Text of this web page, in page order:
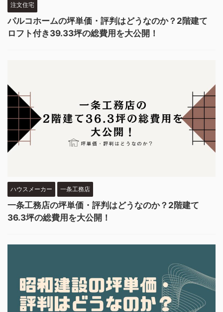
注文住宅
パルコホームの坪単価・評判はどうなのか？2階建て
ロフト付き39.33坪の総費用を大公開！
ハウスメーカー 一条工務店
一条工務店の坪単価・評判はどうなのか？2階建て
36.3坪の総費用を大公開！